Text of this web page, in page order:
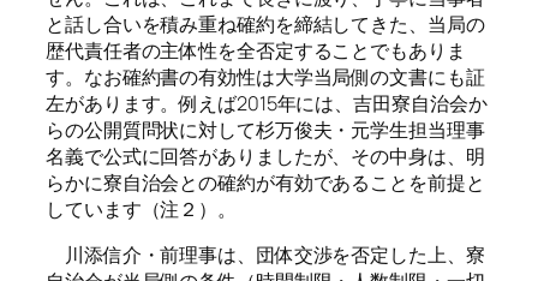
と話し合いを積み重ね確約を締結してきた、当局の
歴代責任者の主体性を全否定することでもありま
す。なお確約書の有効性は大学当局側の文書にも証
左があります。例えば2015年には、吉田寮自治会か
らの公開質問状に対して杉万俊夫・元学生担当理事
名義で公式に回答がありましたが、その中身は、明
らかに寮自治会との確約が有効であることを前提と
しています（注２）。
川添信介・前理事は、団体交渉を否定した上、寮